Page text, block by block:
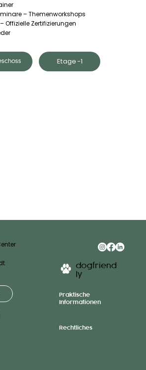
– Themenworkshops
Offizielle Zertifizierungen
Etage -1
dogfriend
ly
Praktische
Informationen
Rechtliches